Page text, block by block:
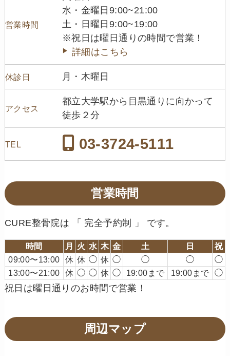
営業時間
水・金曜日9:00~21:00
土・日曜日9:00~19:00
※祝日は曜日通りの時間で営業！
詳細はこちら
休診日 月・木曜日
アクセス
都立大学駅から目黒通りに向かって
徒歩２分
TEL 03-3724-5111
営業時間
CURE整骨院は 「 完全予約制 」 です。
時間 月 火 水 木 金 土 日
祝
09:00〜13:00
休 休 ◯ 休 ◯ ◯ ◯
◯
13:00〜21:00
休 ◯ ◯ 休 ◯ 19:00まで 19:00まで ◯
祝日は曜日通りのお時間で営業！
周辺マップ